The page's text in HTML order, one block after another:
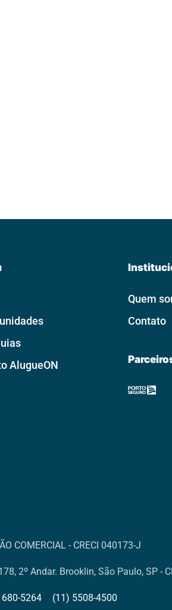
AlugueON
Quem
Contato
COMERCIAL - CRECI 040173-J
2º Andar. Brooklin, São Paulo, SP -
5264 (11) 5508-4500